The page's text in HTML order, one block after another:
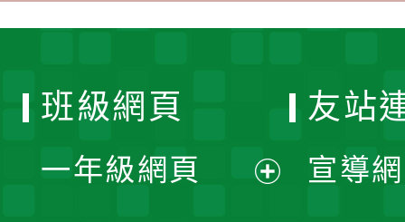
班級網頁
一年級網頁
友站
宣導